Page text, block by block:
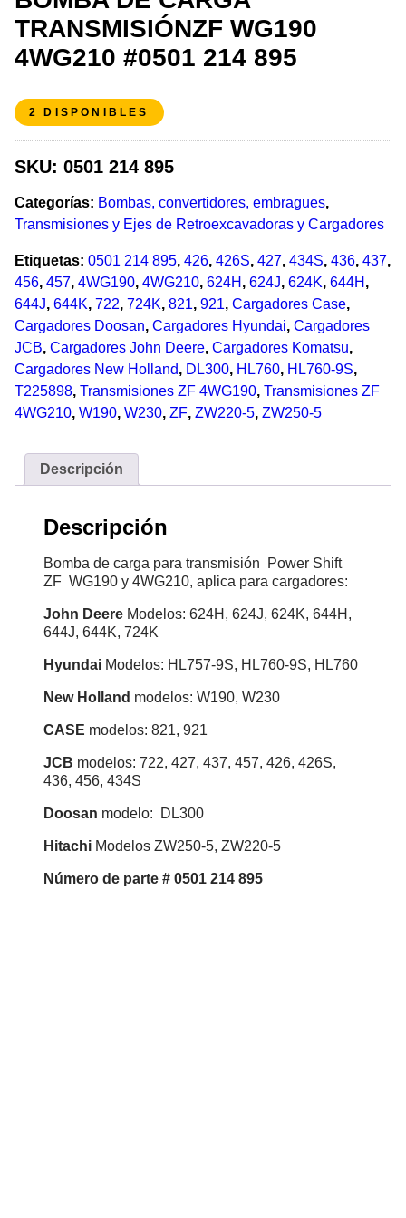
TRANSMISIÓNZF WG190
4WG210 #0501 214 895
2 DISPONIBLES
SKU: 0501 214 895
Categorías: Bombas, convertidores, embragues,
Transmisiones y Ejes de Retroexcavadoras y Cargadores
Etiquetas: 0501 214 895, 426, 426S, 427, 434S, 436, 437,
456, 457, 4WG190, 4WG210, 624H , 624J, 624K, 644H ,
644J, 644K, 722, 724K, 821, 921, Cargadores Case,
Cargadores Doosan, Cargadores Hyundai, Cargadores
JCB, Cargadores John Deere, Cargadores Komatsu,
Cargadores New Holland, DL300, HL760, HL760-9S,
T225898, Transmisiones ZF 4WG190, Transmisiones ZF
4WG210, W190, W230, ZF, ZW220-5, ZW250-5
Descripción
Descripción
Bomba de carga para transmisión Power Shift
ZF WG190 y 4WG210, aplica para cargadores:
John Deere Modelos: 624H, 624J, 624K, 644H,
644J, 644K, 724K
Hyundai Modelos: HL757-9S, HL760-9S, HL760
New Holland modelos: W190, W230
CASE modelos: 821, 921
JCB modelos: 722, 427, 437, 457, 426, 426S,
436, 456, 434S
Doosan modelo: DL300
Hitachi Modelos ZW250-5, ZW220-5
Número de parte # 0501 214 895